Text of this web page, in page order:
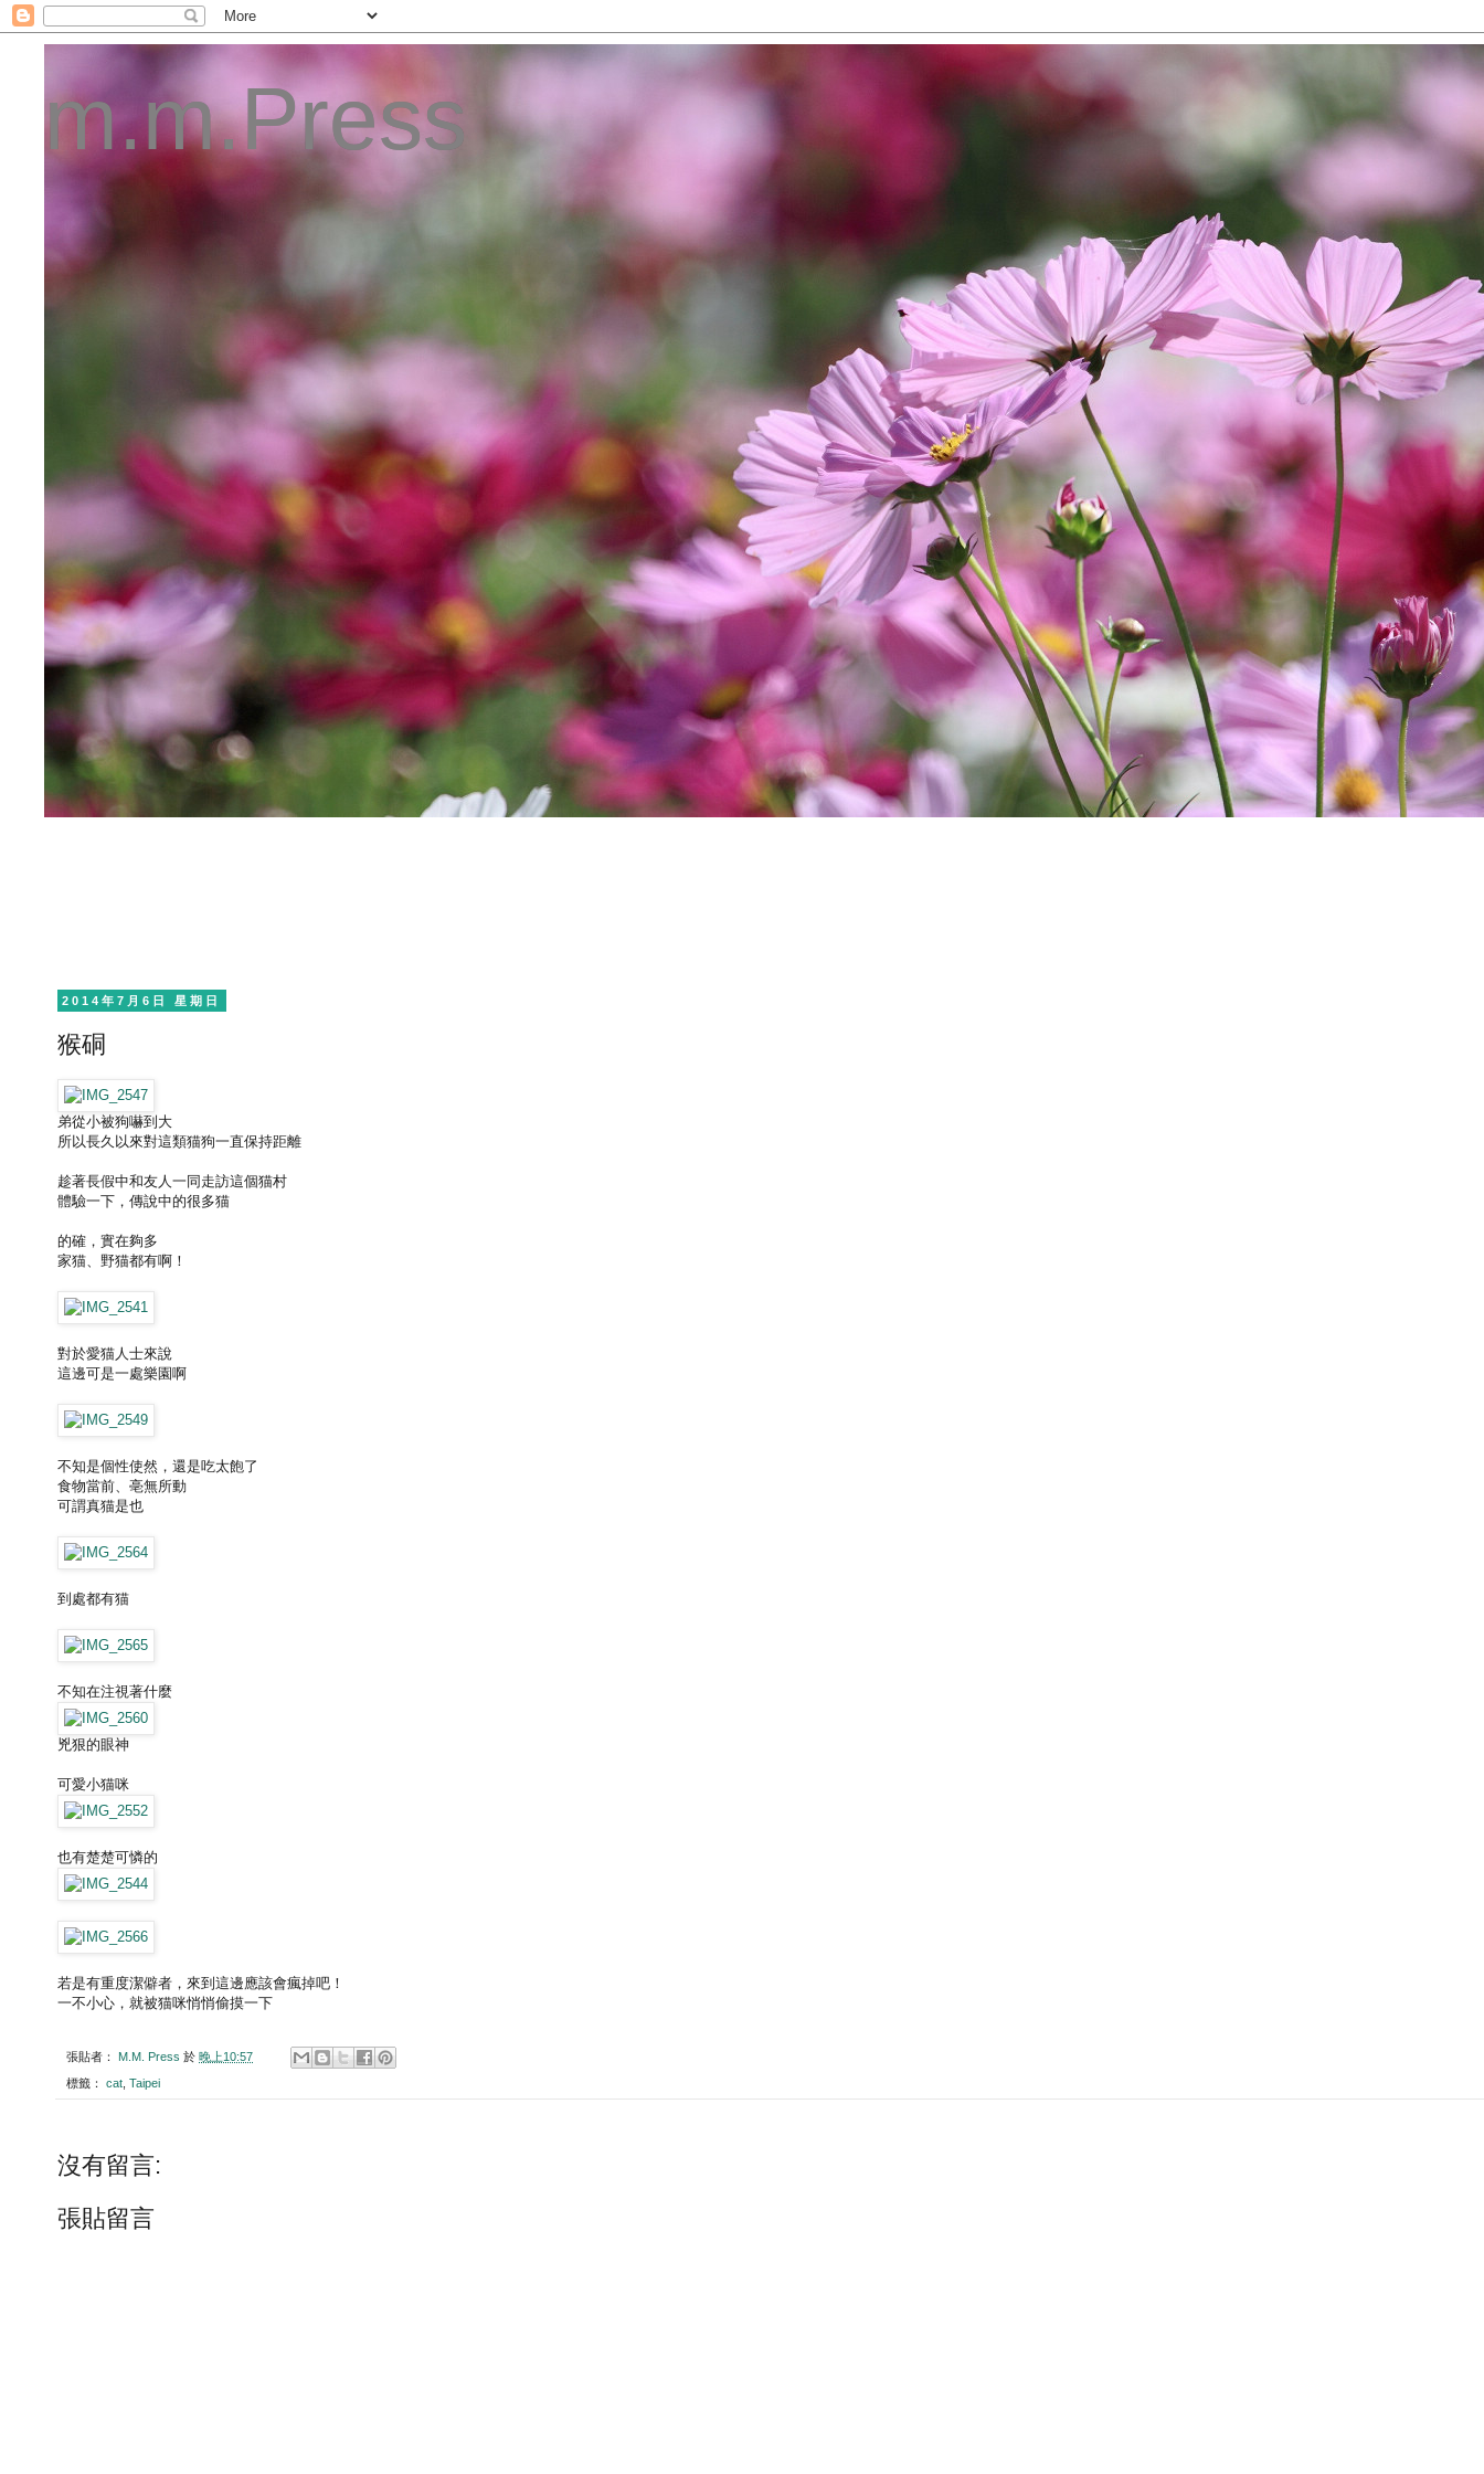
m.m.Press
2014年7月6日 星期日
猴硐
弟從小被狗嚇到大
所以長久以來對這類猫狗一直保持距離
趁著長假中和友人一同走訪這個猫村
體驗一下，傳說中的很多猫
的確，實在夠多
家猫、野猫都有啊！
對於愛猫人士來說
這邊可是一處樂園啊
不知是個性使然，還是吃太飽了
食物當前、亳無所動
可謂真猫是也
到處都有猫
不知在注視著什麼
兇狠的眼神
可愛小猫咪
也有楚楚可憐的
若是有重度潔僻者，來到這邊應該會瘋掉吧！
一不小心，就被猫咪悄悄偷摸一下
張貼者： M.M. Press 於 晚上10:57
標籤： cat Taipei
沒有留言:
張貼留言